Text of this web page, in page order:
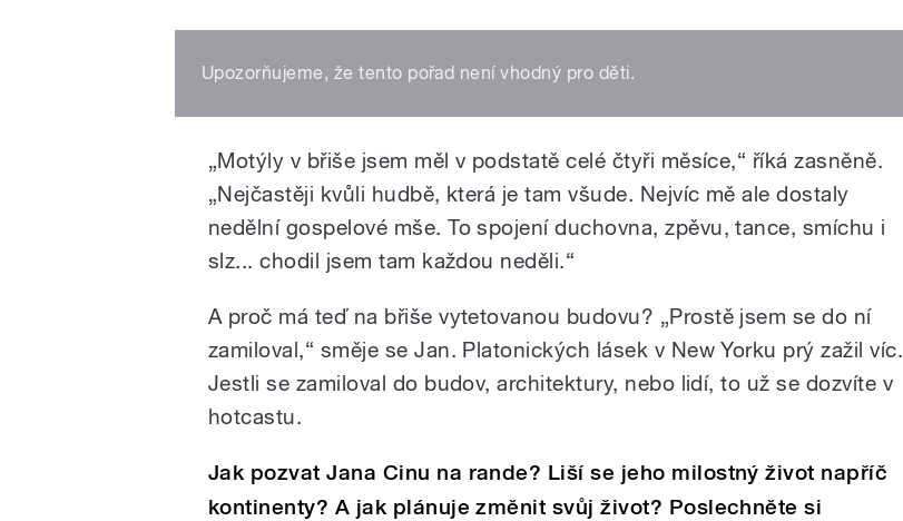
Upozorňujeme, že tento pořad není vhodný pro děti.
„Motýly v břiše jsem měl v podstatě celé čtyři měsíce,“ říká zasněně.
„Nejčastěji kvůli hudbě, která je tam všude. Nejvíc mě ale dostaly
nedělní gospelové mše. To spojení duchovna, zpěvu, tance, smíchu i
slz... chodil jsem tam každou neděli.“
A proč má teď na břiše vytetovanou budovu? „Prostě jsem se do ní
zamiloval,“ směje se Jan. Platonických lásek v New Yorku prý zažil víc.
Jestli se zamiloval do budov, architektury, nebo lidí, to už se dozvíte v
hotcastu.
Jak pozvat Jana Cinu na rande? Liší se jeho milostný život napříč
kontinenty? A jak plánuje změnit svůj život? Poslechněte si